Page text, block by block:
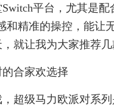
平台，尤其是配
和精准的操控，能让
就让我为大家推荐几
合家欢选择
超级马力欧派对系